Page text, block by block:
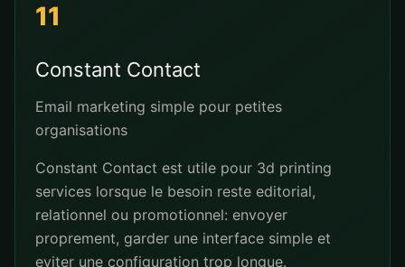
11
Constant Contact
Email marketing simple pour petites
organisations
Constant Contact est utile pour 3d printing
services lorsque le besoin reste editorial,
relationnel ou promotionnel: envoyer
proprement, garder une interface simple et
eviter une configuration trop longue.